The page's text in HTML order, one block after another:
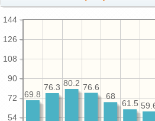
54
72
90
108
126
144
61.5
68
76.6
80.2
76.3
69.8